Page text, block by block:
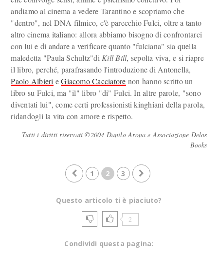
andiamo al cinema a vedere Tarantino e scopriamo che
"dentro", nel DNA filmico, c'è parecchio Fulci, oltre a tanto
altro cinema italiano: allora abbiamo bisogno di confrontarci
con lui e di andare a verificare quanto "fulciana" sia quella
maledetta "Paula Schultz"di Kill Bill, sepolta viva, e si riapre
il libro, perché, parafrasando l'introduzione di Antonella,
Paolo Albieri eGiacomo Cacciatore non hanno scritto un
libro su Fulci, ma "il" libro "di" Fulci. In altre parole, "sono
diventati lui", come certi professionisti kinghiani della parola,
ridandogli la vita con amore e rispetto.
Tutti i diritti riservati ©2004 Danilo Arona e Associazione Delos
Books
1 2 3
Questo articolo ti è piaciuto?
2
Condividi questa pagina: